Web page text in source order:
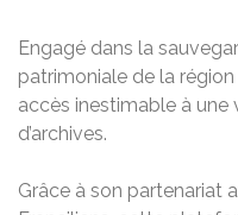
Engagé dans la
patrimoniale de la région
accès inestimable à
d’archives.
Grâce à son partenariat